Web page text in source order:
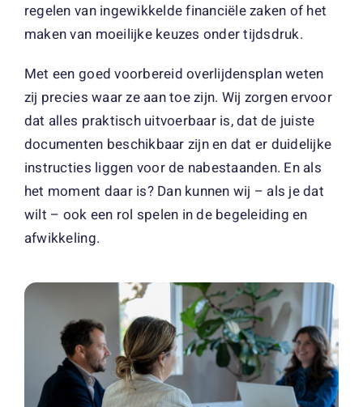
regelen van ingewikkelde financiële zaken of het
maken van moeilijke keuzes onder tijdsdruk.
Met een goed voorbereid overlijdensplan weten
zij precies waar ze aan toe zijn. Wij zorgen ervoor
dat alles praktisch uitvoerbaar is, dat de juiste
documenten beschikbaar zijn en dat er duidelijke
instructies liggen voor de nabestaanden. En als
het moment daar is? Dan kunnen wij – als je dat
wilt – ook een rol spelen in de begeleiding en
afwikkeling.